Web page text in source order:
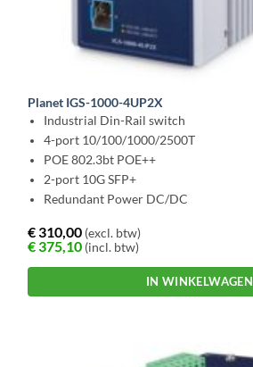
Planet IGS-1000-4UP2X
Industrial Din-Rail switch
4-port 10/100/1000/2500T
POE 802.3bt POE++
2-port 10G SFP+
Redundant Power DC/DC
€310,00 (excl. btw)
€375,10 (incl. btw)
IN WINKELWAGEN